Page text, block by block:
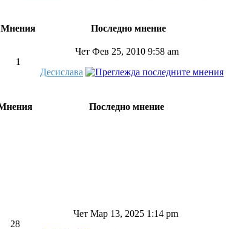
Мнения
Последно мнение
1
Чет Фев 25, 2010 9:58 am
Десислава
Последно мнение
28
Чет Мар 13, 2025 1:14 pm